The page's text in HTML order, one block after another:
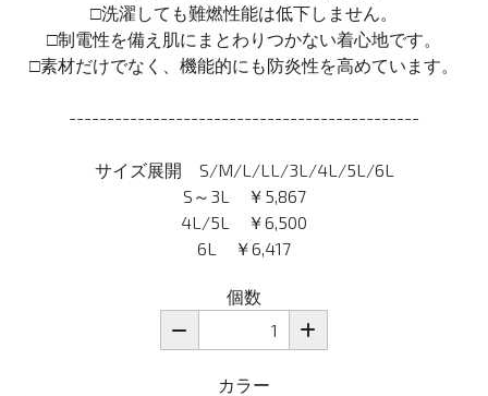
□洗濯しても難燃性能は低下しません。
□制電性を備え肌にまとわりつかない着心地です。
□素材だけでなく、機能的にも防炎性を高めています。
----------------------------------------------
サイズ展開 S/M/L/LL/3L/4L/5L/6L
S～3L ￥5,867
4L/5L ￥6,500
6L ￥6,417
個数
カラー